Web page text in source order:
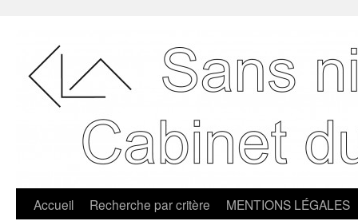
Accueil Recherche par critère MENTIONS LÉGALES